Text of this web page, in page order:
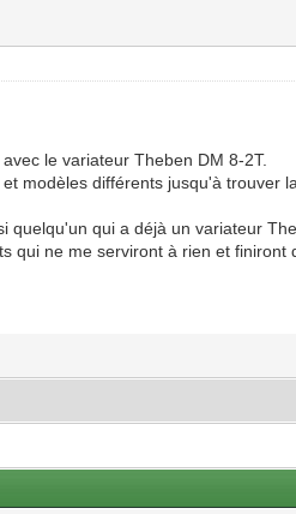
le variateur Theben DM 8-2T.
modèles différents jusqu'à trouver
qui a déjà un variateur
qui ne me serviront à rien et finiront